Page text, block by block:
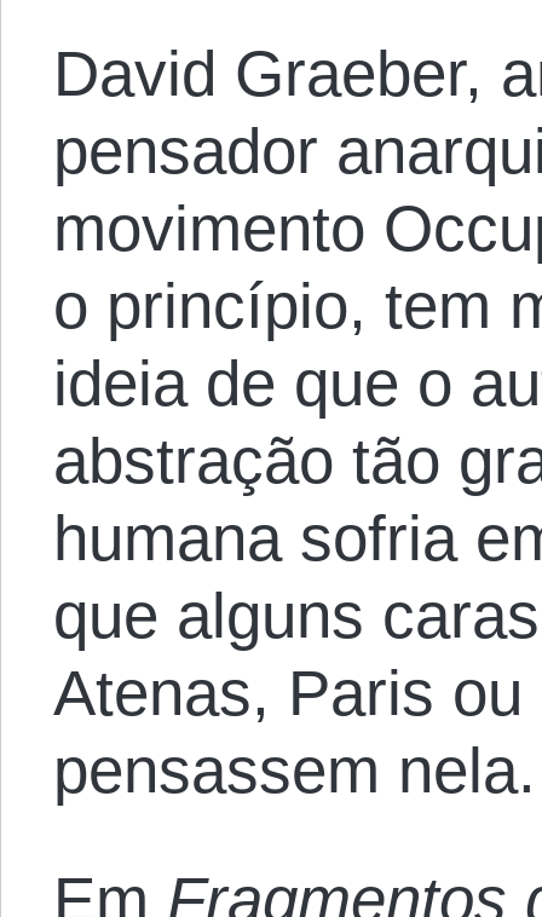
David Graeber,
pensador
movimento
o princípio, tem
ideia de que o
abstração tão
humana sofria
que alguns
Atenas, Paris
pensassem nela.
Em Fragmentos